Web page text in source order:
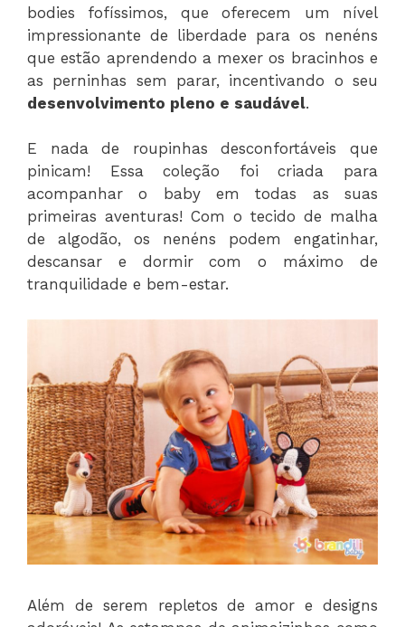
bodies fofíssimos, que oferecem um nível
impressionante de liberdade para os nenéns
que estão aprendendo a mexer os bracinhos e
as perninhas sem parar, incentivando o seu
desenvolvimento pleno e saudável.
E nada de roupinhas desconfortáveis que
pinicam! Essa coleção foi criada para
acompanhar o baby em todas as suas
primeiras aventuras! Com o tecido de malha
de algodão, os nenéns podem engatinhar,
descansar e dormir com o máximo de
tranquilidade e bem-estar.
Além de serem repletos de amor e designs